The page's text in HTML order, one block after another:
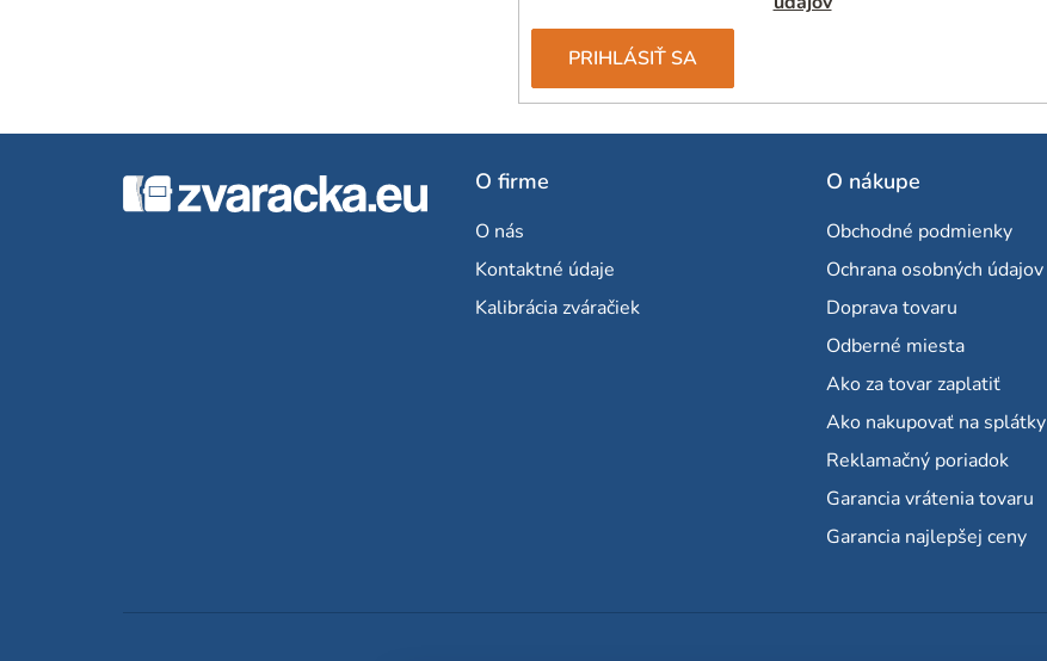
PRIHLÁSIŤ SA
O firme
O nás
Kontaktné údaje
Kalibrácia zváračiek
O nákupe
Obchodné podmienky
Ochrana osobných údajov
Doprava tovaru
Odberné miesta
Ako za tovar zaplatiť
Ako nakupovať na splátky
Reklamačný poriadok
Garancia vrátenia tovaru
Garancia najlepšej ceny